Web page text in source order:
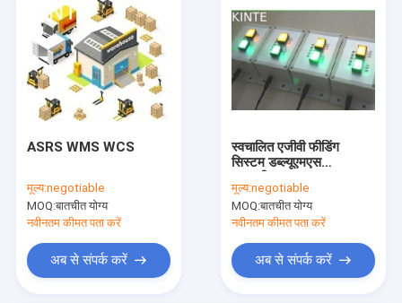
ASRS WMS WCS
मूल्य:negotiable
MOQ:बातचीत योग्य
नवीनतम कीमत पता करें
अब से संपर्क करें
स्वचालित एजीवी फीडिंग
सिस्टम डब्ल्यूएमएस
एमसीयू कंट्रोल कार्ड को
अपनाएं
मूल्य:negotiable
MOQ:बातचीत योग्य
नवीनतम कीमत पता करें
अब से संपर्क करें